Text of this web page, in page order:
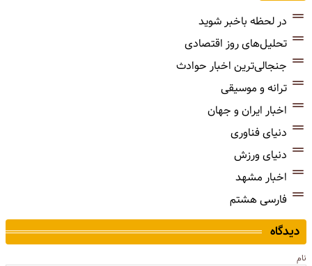
در لحظه باخبر شوید
تحلیل‌های روز اقتصادی
جنجالی‌ترین اخبار حوادث
ترانه و موسیقی
اخبار ایران و جهان
دنیای فناوری
دنیای ورزش
اخبار مشهد
فارسی هشتم
دیدگاه
نام